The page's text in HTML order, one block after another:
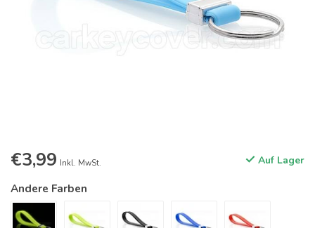
€3,99 Inkl. MwSt. Auf Lager
Andere Farben